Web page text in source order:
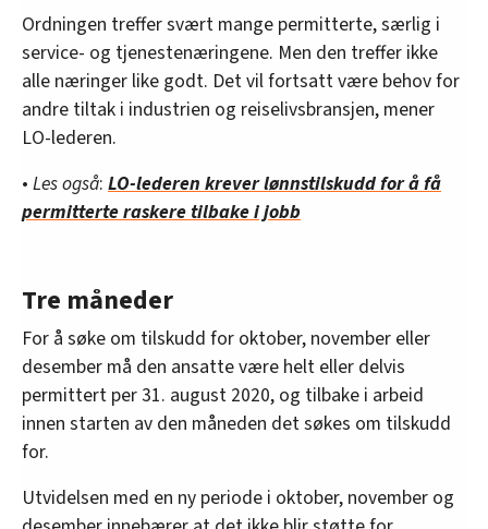
Ordningen treffer svært mange permitterte, særlig i
service- og tjenestenæringene. Men den treffer ikke
alle næringer like godt. Det vil fortsatt være behov for
andre tiltak i industrien og reiselivsbransjen, mener
LO-lederen.
• Les også: LO-lederen krever lønnstilskudd for å få
permitterte raskere tilbake i jobb
Tre måneder
For å søke om tilskudd for oktober, november eller
desember må den ansatte være helt eller delvis
permittert per 31. august 2020, og tilbake i arbeid
innen starten av den måneden det søkes om tilskudd
for.
Utvidelsen med en ny periode i oktober, november og